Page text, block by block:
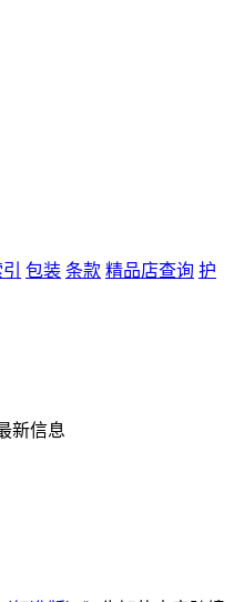
包装 条款 精品店查询 护
新信息